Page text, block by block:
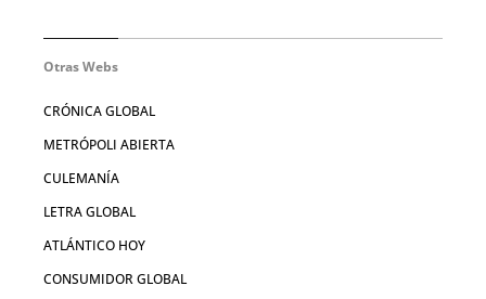
Otras Webs
CRÓNICA GLOBAL
METRÓPOLI ABIERTA
CULEMANÍA
LETRA GLOBAL
ATLÁNTICO HOY
CONSUMIDOR GLOBAL